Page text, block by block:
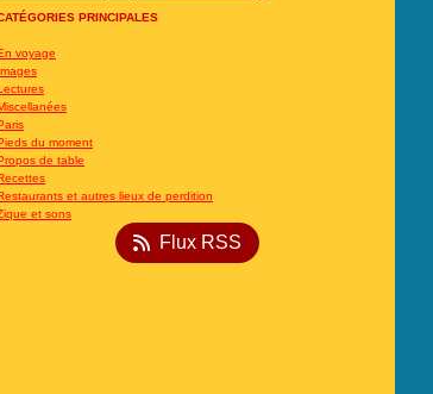
PRINCIPALES
voyage
du moment
de table
et autres lieux de perdition
et sons
Flux RSS